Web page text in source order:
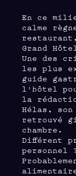
En ce
calme
Grand
Une des
les plus
guide
l'hôtel
la
Hélas,
retrouvé
chambre.
Différent
personnel